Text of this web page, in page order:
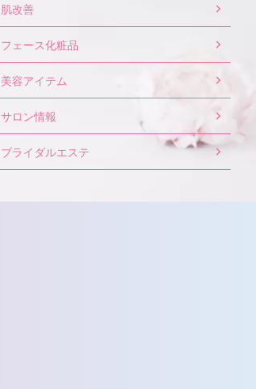
肌改善
フェース化粧品
美容アイテム
サロン情報
ブライダルエステ